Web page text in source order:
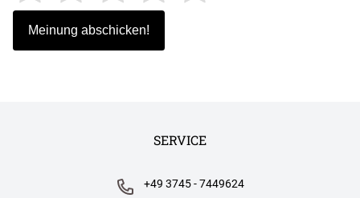
SERVICE
+49 3745 - 7449624